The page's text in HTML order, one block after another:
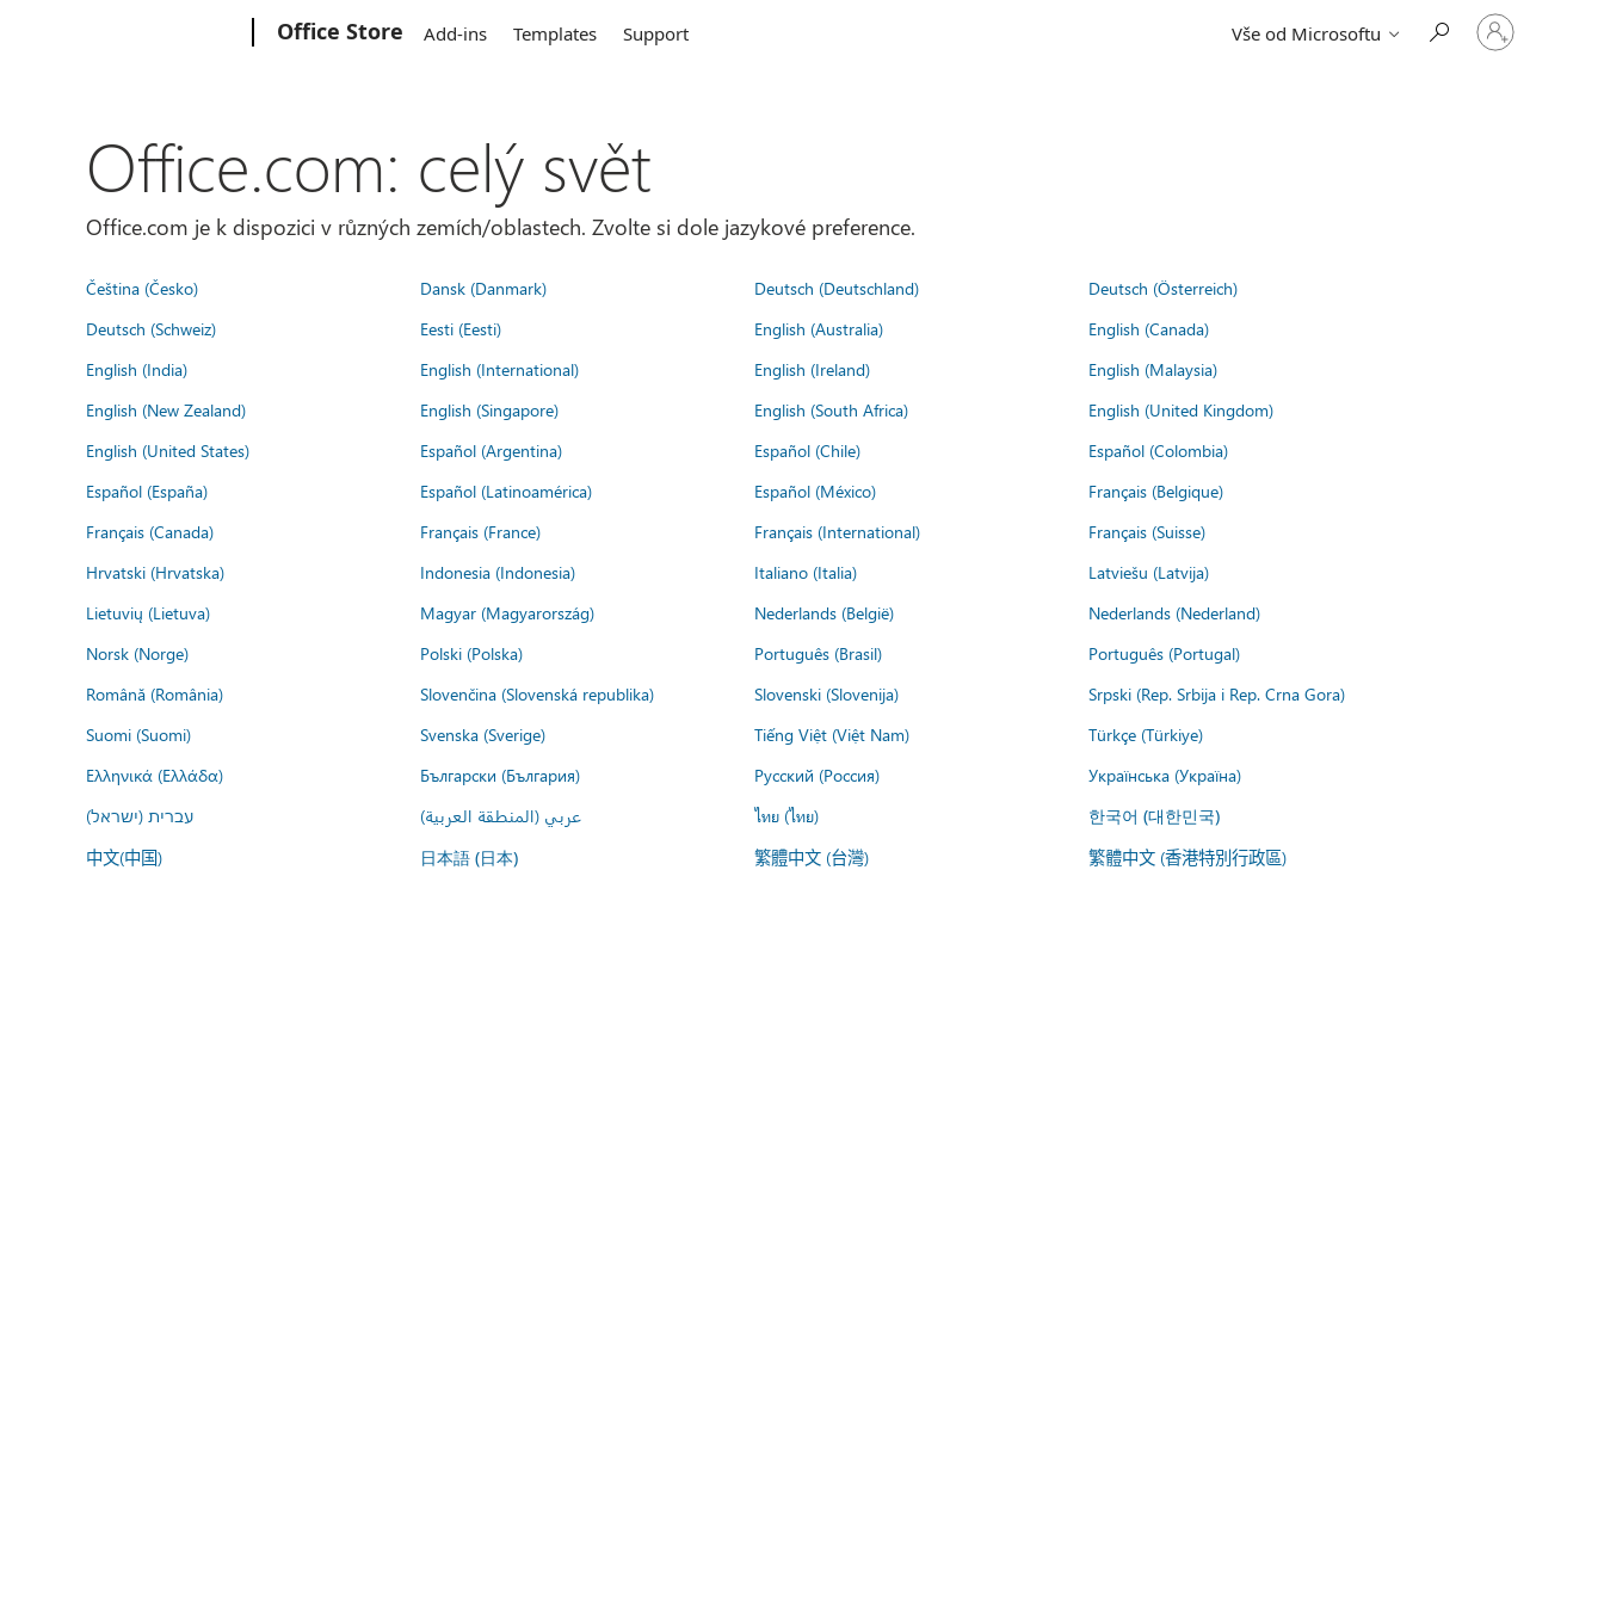
Office Store Add-ins Templates Support Vše od Microsoftu
Přihlaste
se
Office.com: celý svět
Office.com je k dispozici v různých zemích/oblastech. Zvolte si dole jazykové preference.
Čeština (Česko) Dansk (Danmark) Deutsch (Deutschland)
Deutsch (Österreich)
Deutsch (Schweiz)
Eesti (Eesti) English (Australia)
English (Canada)
English (India)
English (International) English (Ireland)
English (Malaysia)
English (New Zealand)
English (Singapore) English (South Africa)
English (United Kingdom)
English (United States)
Español (Argentina) Español (Chile)
Español (Colombia)
Español (España)
Español (Latinoamérica) Español (México)
Français (Belgique)
Français (Canada)
Français (France) Français (International)
Français (Suisse)
Hrvatski (Hrvatska)
Indonesia (Indonesia) Italiano (Italia)
Latviešu (Latvija)
Lietuvių (Lietuva)
Magyar (Magyarország) Nederlands (België)
Nederlands (Nederland)
Norsk (Norge)
Polski (Polska) Português (Brasil)
Português (Portugal)
Română (România)
Slovenčina (Slovenská republika) Slovenski (Slovenija)
Srpski (Rep. Srbija i Rep. Crna Gora)
Suomi (Suomi)
Svenska (Sverige) Tiếng Việt (Việt Nam)
Türkçe (Türkiye)
Ελληνικά (Ελλάδα)
Български (България) Русский (Россия)
Українська (Україна)
עברית (ישראל)
عربي (المنطقة العربية) ไทย (ไทย) 한국어 (대한민국)
中文(中国) 日本語 (日本) 繁體中文 (台灣) 繁體中文 (香港特別行政區)